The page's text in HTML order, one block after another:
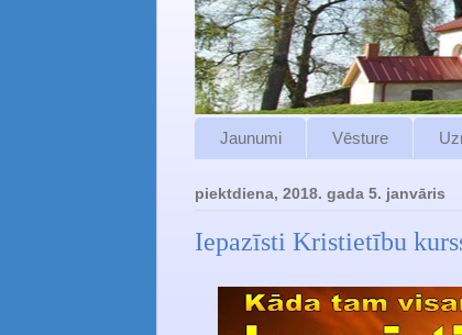
Jaunumi Vēsture
piektdiena, 2018. gada 5. janvāris
Iepazīsti Kristietību